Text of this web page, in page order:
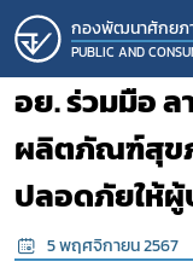
กองพัฒนาศักยภ
PUBLIC AND
อย. ร่วมมือ
ผลิตภัณฑ์สุข
ปลอดภัยให้ผู้
5 พฤศจิกายน 2567